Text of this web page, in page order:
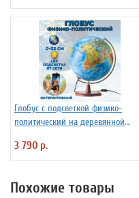
Глобус с подсветкой физико-
политический на деревянной
3 790 р.
Похожие товары